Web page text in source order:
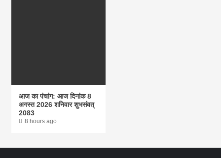
आज का पंचांग: आज दिनांक 8
अगस्त 2026 शनिवार शुभसंवत्
2083
8 hours ago